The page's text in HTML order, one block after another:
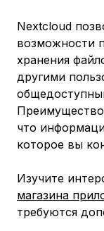
Nextcloud
возможности
хранения
другими
что
которое вы
Изучите
магазина
требуются